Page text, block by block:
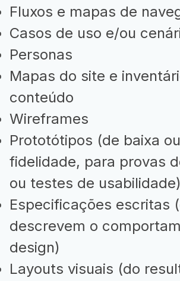
Fluxos e mapas de
Casos de uso e/ou
Personas
Mapas do site e
conteúdo
Wireframes
Prototótipos (de baixa
fidelidade, para provas
ou testes de usabilidade)
Especificações escritas
descrevem o
design)
Layouts visuais (do